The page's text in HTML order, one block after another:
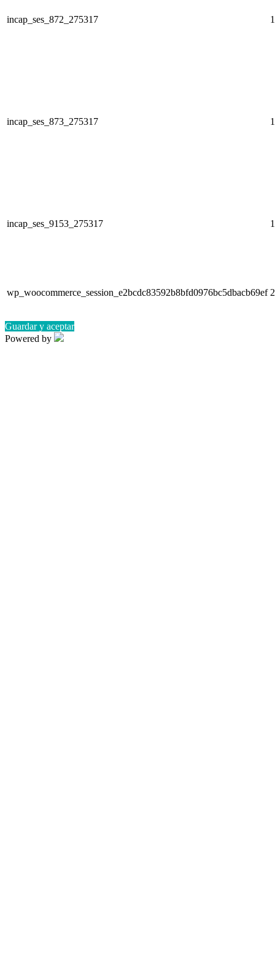
incap_ses_872_275317
incap_ses_873_275317
incap_ses_9153_275317
wp_woocommerce_session_e2bcdc83592b8bfd0976bc5dbacb69ef
Guardar y aceptar
Powered by